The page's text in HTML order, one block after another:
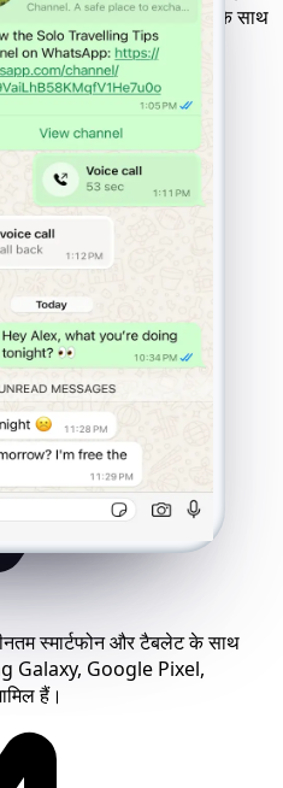
ही भुगतान करने की लॉजिक के साथ
स्मार्टफोन और टैबलेट के साथ
Galaxy, Google Pixel,
हैं।